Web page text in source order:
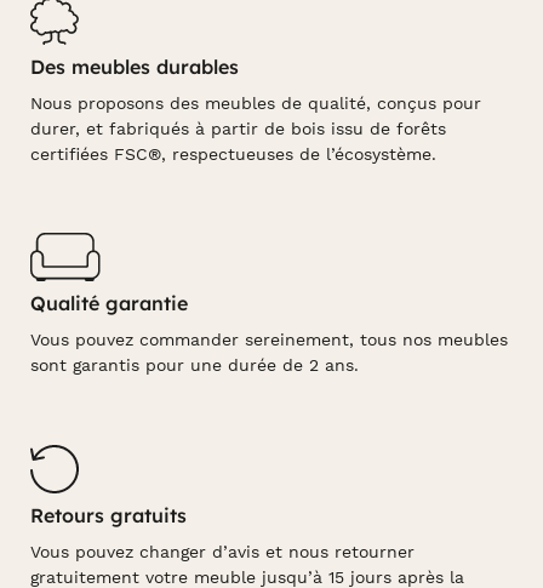
Des meubles durables
Nous proposons des meubles de qualité, conçus pour
durer, et fabriqués à partir de bois issu de forêts
certifiées FSC®, respectueuses de l’écosystème.
Qualité garantie
Vous pouvez commander sereinement, tous nos meubles
sont garantis pour une durée de 2 ans.
Retours gratuits
Vous pouvez changer d’avis et nous retourner
gratuitement votre meuble jusqu’à 15 jours après la